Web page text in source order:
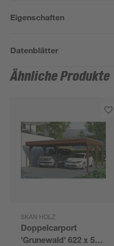
Eigenschaften
Datenblätter
Ähnliche Produkte
SKAN HOLZ
Doppelcarport
'Grunewald' 622 x 554